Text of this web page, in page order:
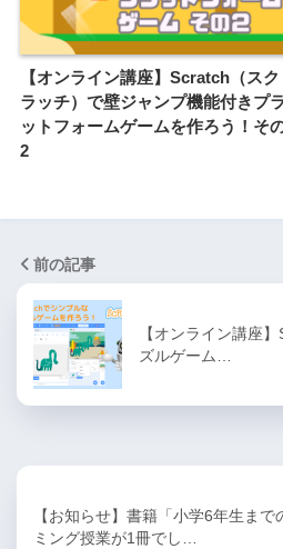
【オンライン講座】Scratch（スク
ラッチ）で壁ジャンプ機能付きプ
ットフォームゲームを作ろう！そ
2
前の記事
【オンライン講座
ズルゲーム…
【お知らせ】書籍「小学6年生まで
ミング授業が1冊でし…